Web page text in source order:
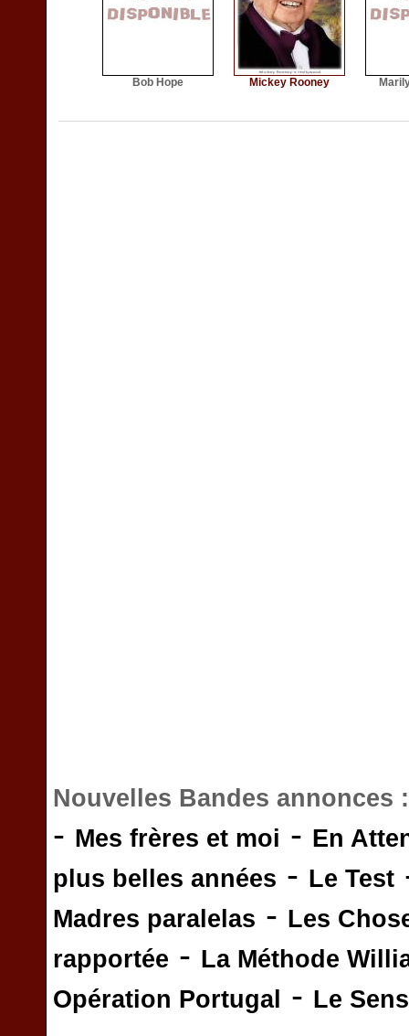
Bob Hope Mickey Rooney
Nouvelles Bandes annonces
- Mes frères et moi - En
plus belles années - Le Test
Madres paralelas - Les
rapportée - La Méthode
Opération Portugal
- Le